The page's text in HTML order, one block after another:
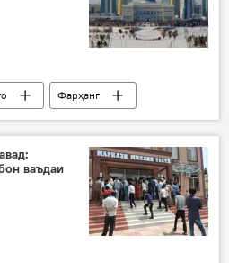
Фарҳанг
Осиёи Марказӣ
ваъдаи